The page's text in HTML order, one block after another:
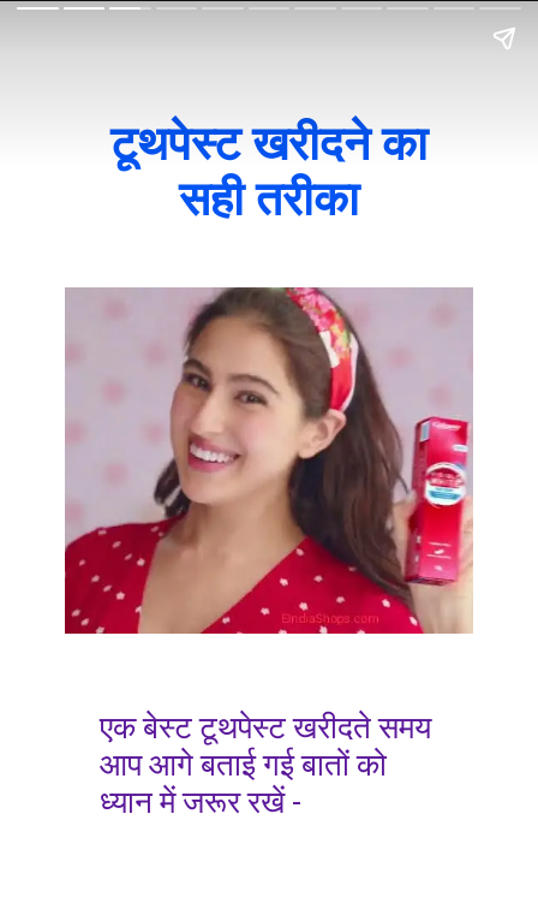
टूथपेस्ट खरीदने का
सही तरीका
एक बेस्ट टूथपेस्ट खरीदते समय
आप आगे बताई गई बातों को
ध्यान में जरूर रखें -